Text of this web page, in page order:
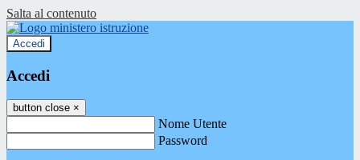
Salta al contenuto
Accedi
Accedi
button close ×
Nome Utente
Password